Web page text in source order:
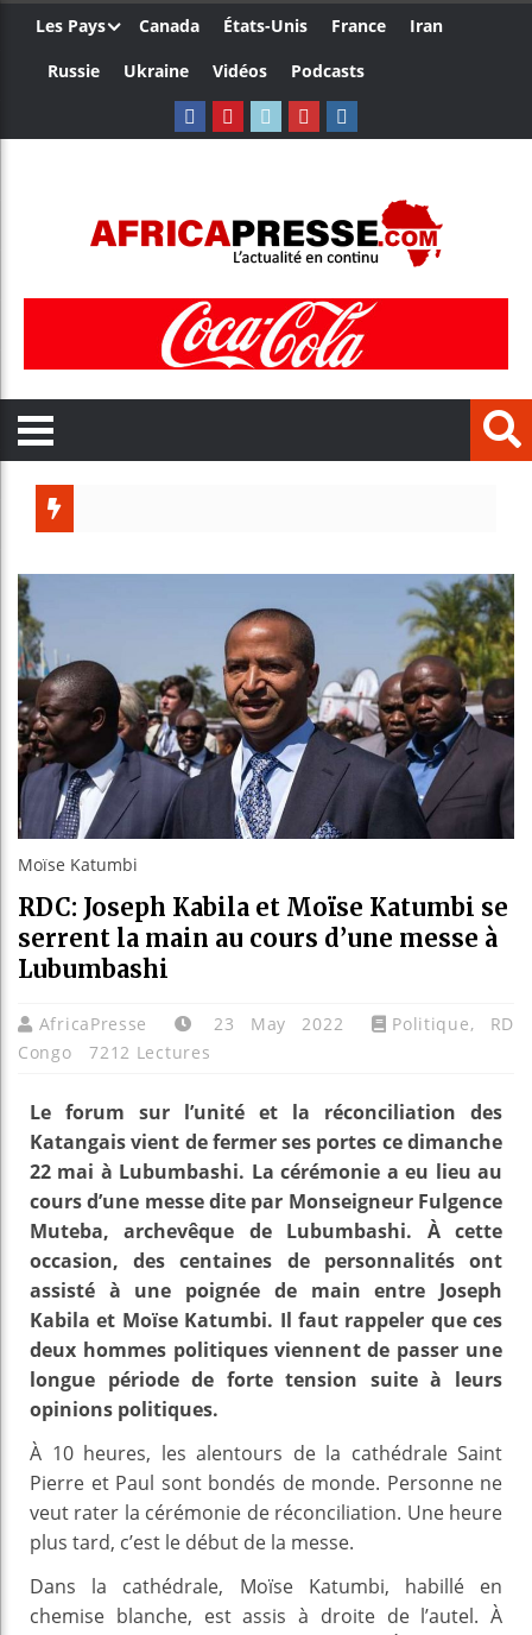
Les Pays Canada États-Unis France
Iran
Russie
Ukraine Vidéos Podcasts
Côte
Tunisie
Ceuta :
Moïse Katumbi
RDC: Joseph Kabila et Moïse Katumbi se
serrent la main au cours d’une messe à
Lubumbashi
AfricaPresse 23 May 2022 Politique, RD
Congo
7212 Lectures
Le forum sur l’unité et la réconciliation des
Katangais vient de fermer ses portes ce dimanche
22 mai à Lubumbashi. La cérémonie a eu lieu au
cours d’une messe dite par Monseigneur Fulgence
Muteba, archevêque de Lubumbashi. À cette
occasion, des centaines de personnalités ont
assisté à une poignée de main entre Joseph
Kabila et Moïse Katumbi. Il faut rappeler que ces
deux hommes politiques viennent de passer une
longue période de forte tension suite à leurs
opinions politiques.
À 10 heures, les alentours de la cathédrale Saint
Pierre et Paul sont bondés de monde. Personne ne
veut rater la cérémonie de réconciliation. Une heure
plus tard, c’est le début de la messe.
Dans la cathédrale, Moïse Katumbi, habillé en
chemise blanche, est assis à droite de l’autel. À